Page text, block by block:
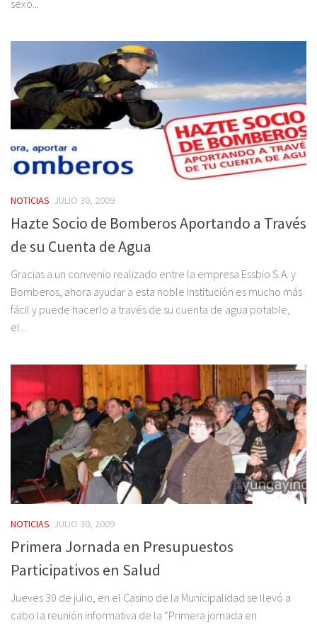
sexo...
NOTICIAS JULIO 30, 2009
Hazte Socio de Bomberos Aportando a Través
de su Cuenta de Agua
Gracias a un convenio realizado entre la empresa Essbio S.A. y
Bomberos, ahora ayudar a esta noble Institución es mucho más
fácil y puede hacerlo a través de su cuenta de agua potable,
el...
NOTICIAS JULIO 30, 2009
Primera Jornada en Presupuestos
Participativos en Salud
Jueves 30 de julio, en el Casino de la Municipalidad se llevó a
cabo la reunión informativa de la “Primera jornada en